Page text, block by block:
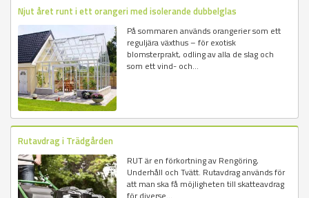
Njut året runt i ett orangeri med isolerande dubbelglas
På sommaren används orangerier som ett
reguljära växthus – för exotisk
blomsterprakt, odling av alla de slag och
som ett vind- och...
Rutavdrag i Trädgården
RUT är en förkortning av Rengöring,
Underhåll och Tvätt. Rutavdrag används för
att man ska få möjligheten till skatteavdrag